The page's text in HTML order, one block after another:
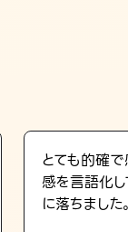
とても的確
感を言語化
に落ちました